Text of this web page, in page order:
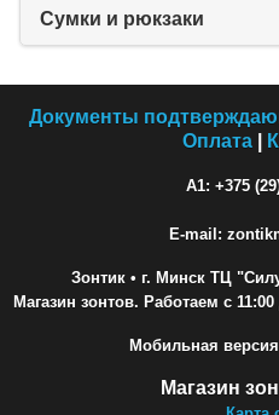
Сумки и рюкзаки
Документы
Оплата|
A1: +375
E-mail:
Зонтик • г. Минск ТЦ
Магазин зонтов. Работаем с
Мобильная версия
Магазин